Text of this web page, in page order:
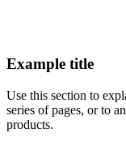
Example title
Use this section to
series of pages, or to
products.